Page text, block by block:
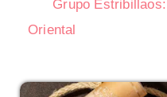
Grupo
Oriental